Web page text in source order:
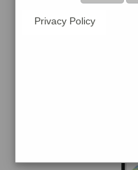
Privacy Policy